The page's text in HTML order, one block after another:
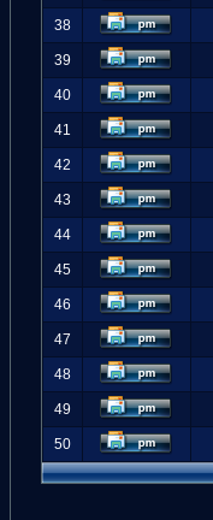
38
39
40
41
42
43
44
45
46
47
48
49
50